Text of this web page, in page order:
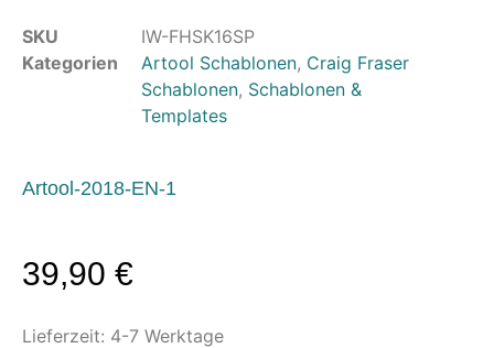
Leerbehälter & Mischzubehör
Spezialliteratur & Anleitungen
Gutscheine
X
SKU
IW-FHSK16SP
Kategorien
Artool Schablonen, Craig Fraser
Schablonen, Schablonen &
Templates
Artool-2018-EN-1
39,90 €
Lieferzeit: 4-7 Werktage